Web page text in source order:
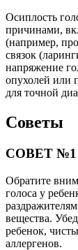
Осиплость
причинами,
(например,
связок
напряжение
опухолей или
для точной
Советы
СОВЕТ №1
Обратите
голоса у
вещества.
ребенок,
аллергенов.